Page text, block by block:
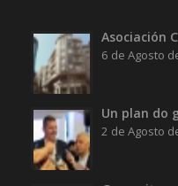
Asociación
6 de Agosto
Un plan do
2 de Agosto